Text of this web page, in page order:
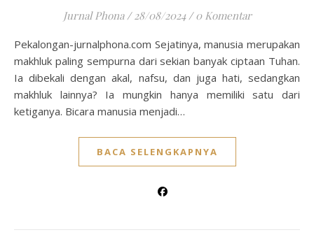
Jurnal Phona / 28/08/2024 / 0 Komentar
Pekalongan-jurnalphona.com Sejatinya, manusia merupakan
makhluk paling sempurna dari sekian banyak ciptaan Tuhan.
Ia dibekali dengan akal, nafsu, dan juga hati, sedangkan
makhluk lainnya? Ia mungkin hanya memiliki satu dari
ketiganya. Bicara manusia menjadi…
BACA SELENGKAPNYA